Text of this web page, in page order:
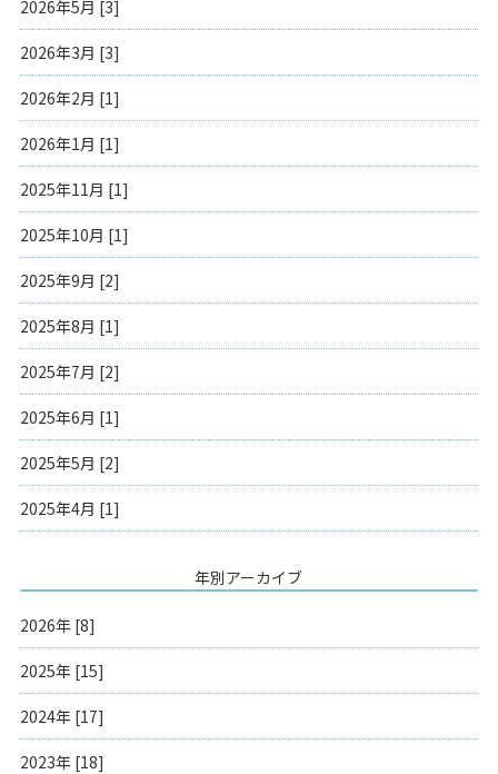
2026年5月 [3]
2026年3月 [3]
2026年2月 [1]
2026年1月 [1]
2025年11月 [1]
2025年10月 [1]
2025年9月 [2]
2025年8月 [1]
2025年7月 [2]
2025年6月 [1]
2025年5月 [2]
2025年4月 [1]
年別アーカイブ
2026年 [8]
2025年 [15]
2024年 [17]
2023年 [18]